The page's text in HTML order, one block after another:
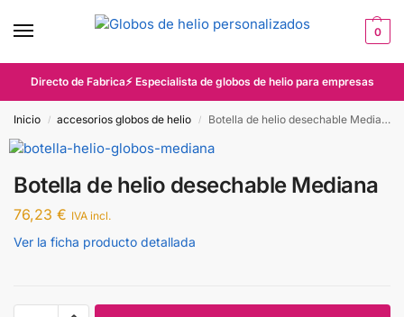
0
Directo de Fabrica⚡ Especialista de globos de helio para empresas
Inicio / accesorios globos de helio / Botella de helio desechable Mediana
Botella de helio desechable Mediana
76,23 € IVA incl.
Ver la ficha producto detallada